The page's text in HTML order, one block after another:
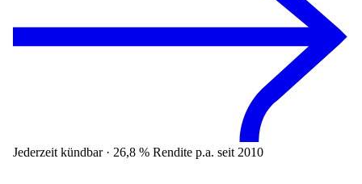
Jederzeit kündbar · 26,8 % Rendite p.a. seit 2010